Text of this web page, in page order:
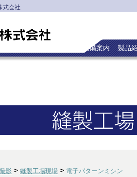
式会社
設備案内 製品
影 > 縫製工場現場 > 電子パターンミシン